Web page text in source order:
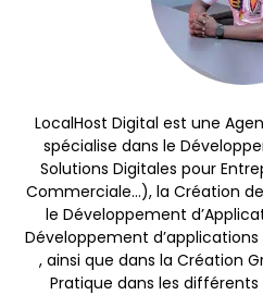
LocalHost Digital est une
spécialise dans le
Solutions Digitales pour
Commerciale…), la Création
le Développement
Développement
, ainsi que dans la Création
Pratique dans les